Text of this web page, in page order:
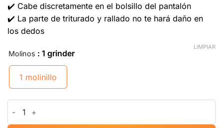
✔️ Cabe discretamente en el bolsillo del pantalón
✔️ La parte de triturado y rallado no te hará daño en
los dedos
Molinos : 1 grinder
1 molinillo
LIMPIAR